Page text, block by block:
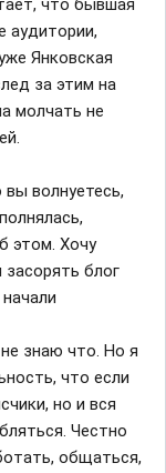
что бывшая
аудитории,
Янковская
за этим на
молчать не
волнуетесь,
этом. Хочу
блог
знаю что. Но я
что если
но и вся
Честно
общаться,